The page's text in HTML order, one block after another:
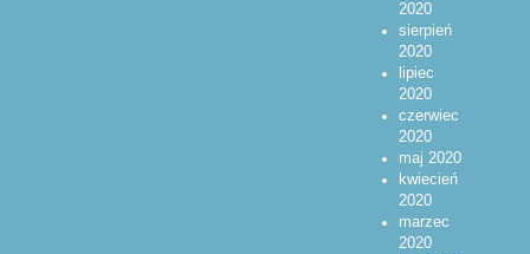
2020
sierpień
2020
lipiec
2020
czerwiec
2020
maj 2020
kwiecień
2020
marzec
2020